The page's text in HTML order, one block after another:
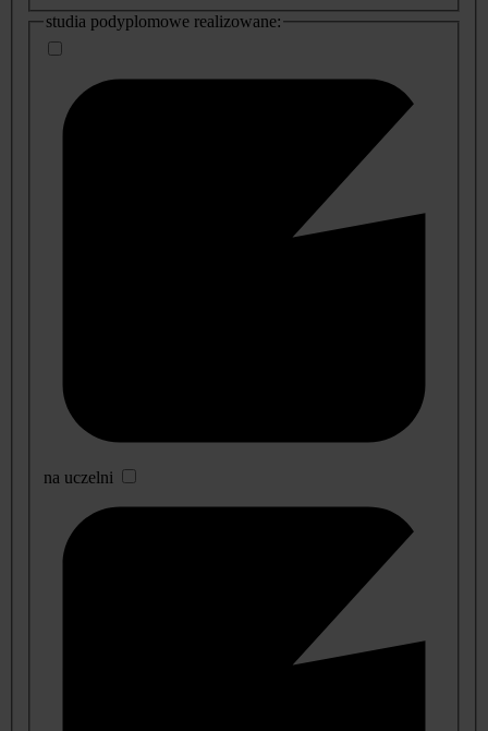
studia podyplomowe realizowane:
na uczelni